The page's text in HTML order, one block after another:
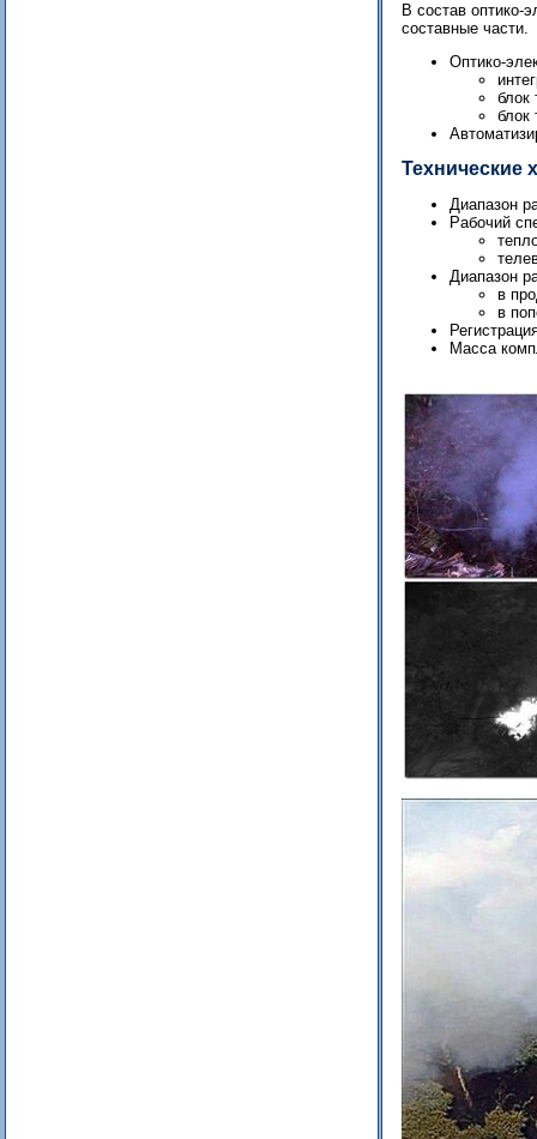
В состав оптико-
составные части.
Оптико-
блок
блок
Технические
Диапазон
Рабочий
Диапазон
в
в
Масса